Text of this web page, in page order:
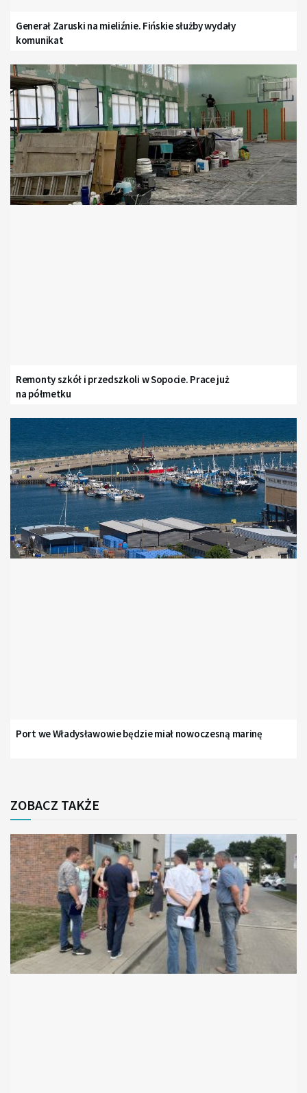
Generał Zaruski na mieliźnie. Fińskie służby wydały
komunikat
Remonty szkół i przedszkoli w Sopocie. Prace już
na półmetku
Port we Władysławowie będzie miał nowoczesną marinę
ZOBACZ TAKŻE